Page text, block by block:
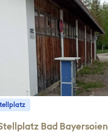
Bad Bayersoien